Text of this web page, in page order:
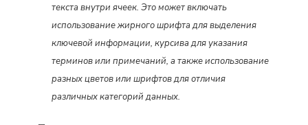
текста внутри ячеек. Это может включать
использование жирного шрифта для выделения
ключевой информации, курсива для указания
терминов или примечаний, а также использование
разных цветов или шрифтов для отличия
различных категорий данных.